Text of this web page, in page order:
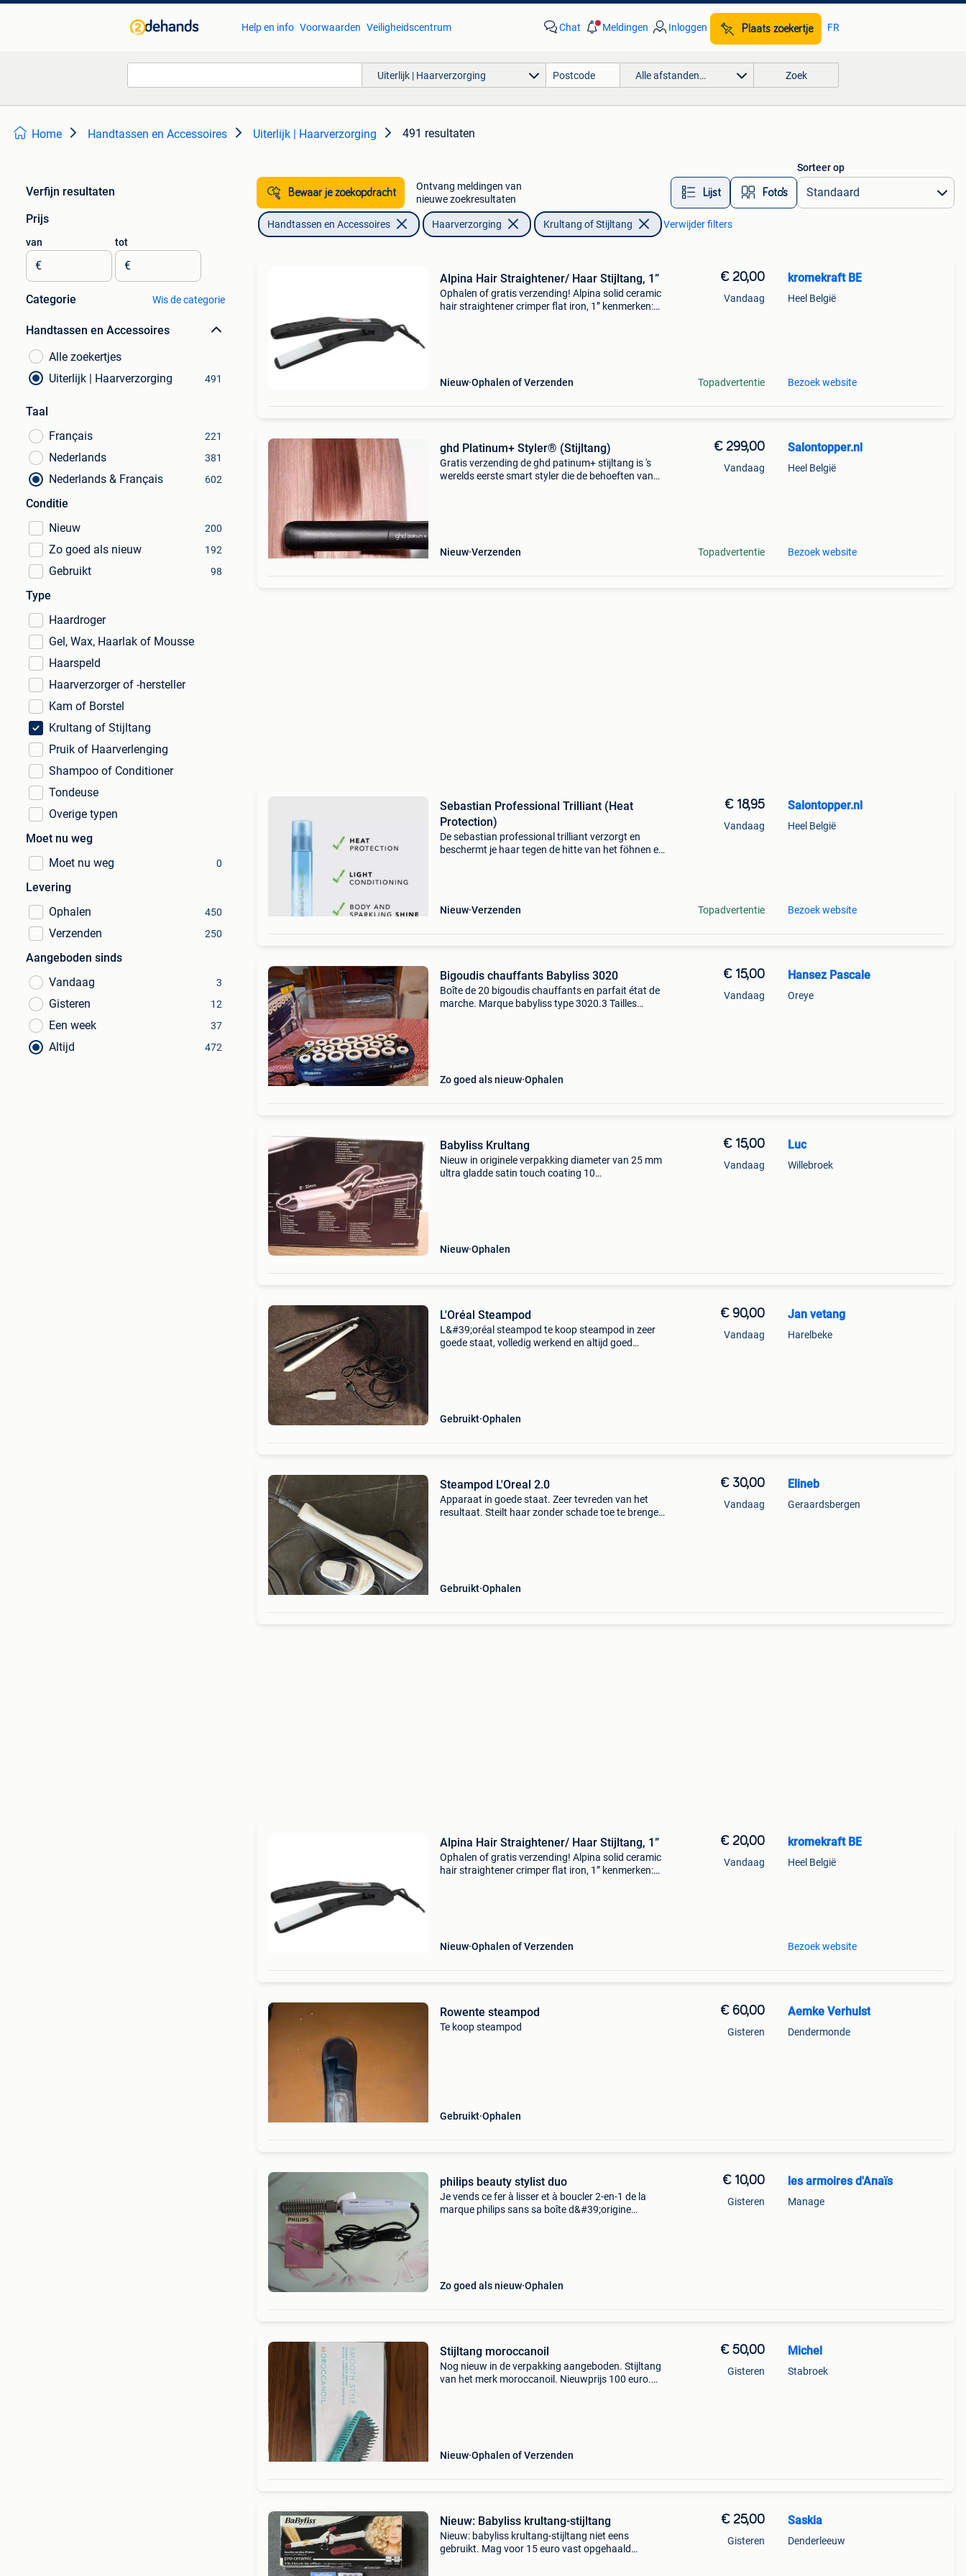
Help en info Voorwaarden Veiligheidscentrum Chat Meldingen Inloggen Plaats zoekertje FR
Uiterlijk | Haarverzorging Alle afstanden… Zoek
Home Handtassen en Accessoires Uiterlijk | Haarverzorging 491 resultaten
Verfijn resultaten
Prijs
van
€
tot
€
Categorie Wis de categorie
Handtassen en Accessoires
Alle zoekertjes
Uiterlijk | Haarverzorging
491
Taal
Français
221
Nederlands 381
Nederlands & Français 602
Conditie
Nieuw
200
Zo goed als nieuw 192
Gebruikt 98
Type
Haardroger
Gel, Wax, Haarlak of Mousse
Haarspeld
Haarverzorger of -hersteller
Kam of Borstel
Krultang of Stijltang
Pruik of Haarverlenging
Shampoo of Conditioner
Tondeuse
Overige typen
Moet nu weg
Moet nu weg
0
Levering
Ophalen
450
Verzenden 250
Aangeboden sinds
Vandaag
3
Gisteren 12
Een week 37
Altijd 472
Bewaar je zoekopdracht
Ontvang meldingen van
nieuwe zoekresultaten
Lijst Foto’s
Sorteer op
Handtassen en Accessoires Haarverzorging Krultang of Stijltang Verwijder filters
Alpina Hair Straightener/ Haar Stijltang, 1”
Ophalen of gratis verzending! Alpina solid ceramic
hair straightener crimper flat iron, 1” kenmerken:
Nieuw Ophalen of Verzenden
€ 20,00
Vandaag
Topadvertentie
kromekraft BE
Heel België
Bezoek website
ghd Platinum+ Styler® (Stijltang)
Gratis verzending de ghd patinum+ stijltang is 's
werelds eerste smart styler die de behoeften van
Nieuw Verzenden
€ 299,00
Vandaag
Topadvertentie
Salontopper.nl
Heel België
Bezoek website
Sebastian Professional Trilliant (Heat
Protection)
De sebastian professional trilliant verzorgt en
beschermt je haar tegen de hitte van het föhnen en
Nieuw Verzenden
€ 18,95
Vandaag
Topadvertentie
Salontopper.nl
Heel België
Bezoek website
Bigoudis chauffants Babyliss 3020
Boîte de 20 bigoudis chauffants en parfait état de
marche. Marque babyliss type 3020.3 Tailles
Zo goed als nieuw Ophalen
€ 15,00
Vandaag
Hansez Pascale
Oreye
Babyliss Krultang
Nieuw in originele verpakking diameter van 25 mm
ultra gladde satin touch coating 10
Nieuw Ophalen
€ 15,00
Vandaag
Luc
Willebroek
L'Oréal Steampod
L&#39;oréal steampod te koop steampod in zeer
goede staat, volledig werkend en altijd goed
Gebruikt Ophalen
€ 90,00
Vandaag
Jan vetang
Harelbeke
Steampod L'Oreal 2.0
Apparaat in goede staat. Zeer tevreden van het
resultaat. Steilt haar zonder schade toe te brengen.
Gebruikt Ophalen
€ 30,00
Vandaag
Elineb
Geraardsbergen
Alpina Hair Straightener/ Haar Stijltang, 1”
Ophalen of gratis verzending! Alpina solid ceramic
hair straightener crimper flat iron, 1” kenmerken:
Nieuw Ophalen of Verzenden
€ 20,00
Vandaag
kromekraft BE
Heel België
Bezoek website
Rowente steampod
Te koop steampod
Gebruikt Ophalen
€ 60,00
Gisteren
Aemke Verhulst
Dendermonde
philips beauty stylist duo
Je vends ce fer à lisser et à boucler 2-en-1 de la
marque philips sans sa boîte d&#39;origine
Zo goed als nieuw Ophalen
€ 10,00
Gisteren
les armoires d'Anaïs
Manage
Stijltang moroccanoil
Nog nieuw in de verpakking aangeboden. Stijltang
van het merk moroccanoil. Nieuwprijs 100 euro.
Nieuw Ophalen of Verzenden
€ 50,00
Gisteren
Michel
Stabroek
Nieuw: Babyliss krultang-stijltang
Nieuw: babyliss krultang-stijltang niet eens
gebruikt. Mag voor 15 euro vast opgehaald
€ 25,00
Gisteren
Saskia
Denderleeuw